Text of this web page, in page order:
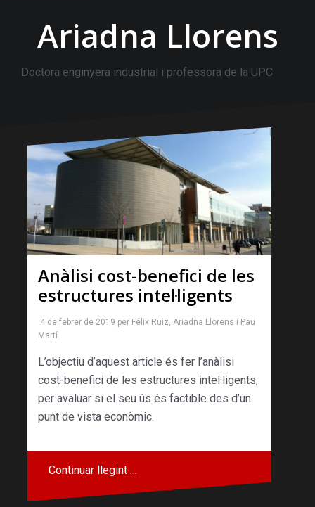
Ariadna Llorens
Doctora enginyera industrial i professora de la UPC
Anàlisi cost-benefici de les
estructures intel·ligents
4 de febrer de 2019 per Félix Ruiz, Ariadna Llorens i Pau
Martí
L’objectiu d’aquest article és fer l’anàlisi
cost-benefici de les estructures intel·ligents,
per avaluar si el seu ús és factible des d’un
punt de vista econòmic.
Continuar llegint …